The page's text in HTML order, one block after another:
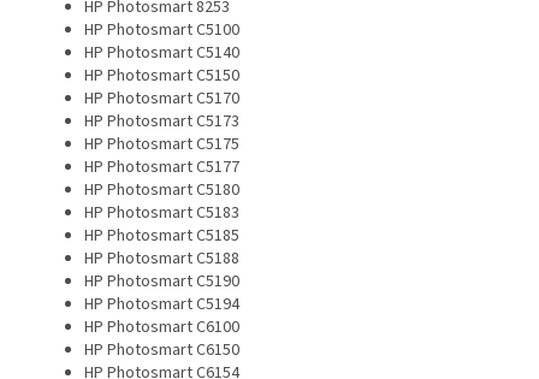
HP Photosmart 8253
HP Photosmart C5100
HP Photosmart C5140
HP Photosmart C5150
HP Photosmart C5170
HP Photosmart C5173
HP Photosmart C5175
HP Photosmart C5177
HP Photosmart C5180
HP Photosmart C5183
HP Photosmart C5185
HP Photosmart C5188
HP Photosmart C5190
HP Photosmart C5194
HP Photosmart C6100
HP Photosmart C6150
HP Photosmart C6154